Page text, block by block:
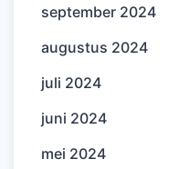
september 2024
augustus 2024
juli 2024
juni 2024
mei 2024